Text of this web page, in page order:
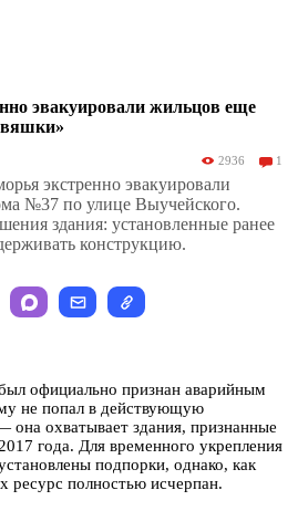
эвакуировали жильцов еще
2936 1
экстренно эвакуировали
№37 по улице Выучейского.
здания: установленные ранее
конструкцию.
официально признан аварийным
не попал в действующую
она охватывает здания, признанные
года. Для временного укрепления
подпорки, однако, как
ресурс полностью исчерпан.